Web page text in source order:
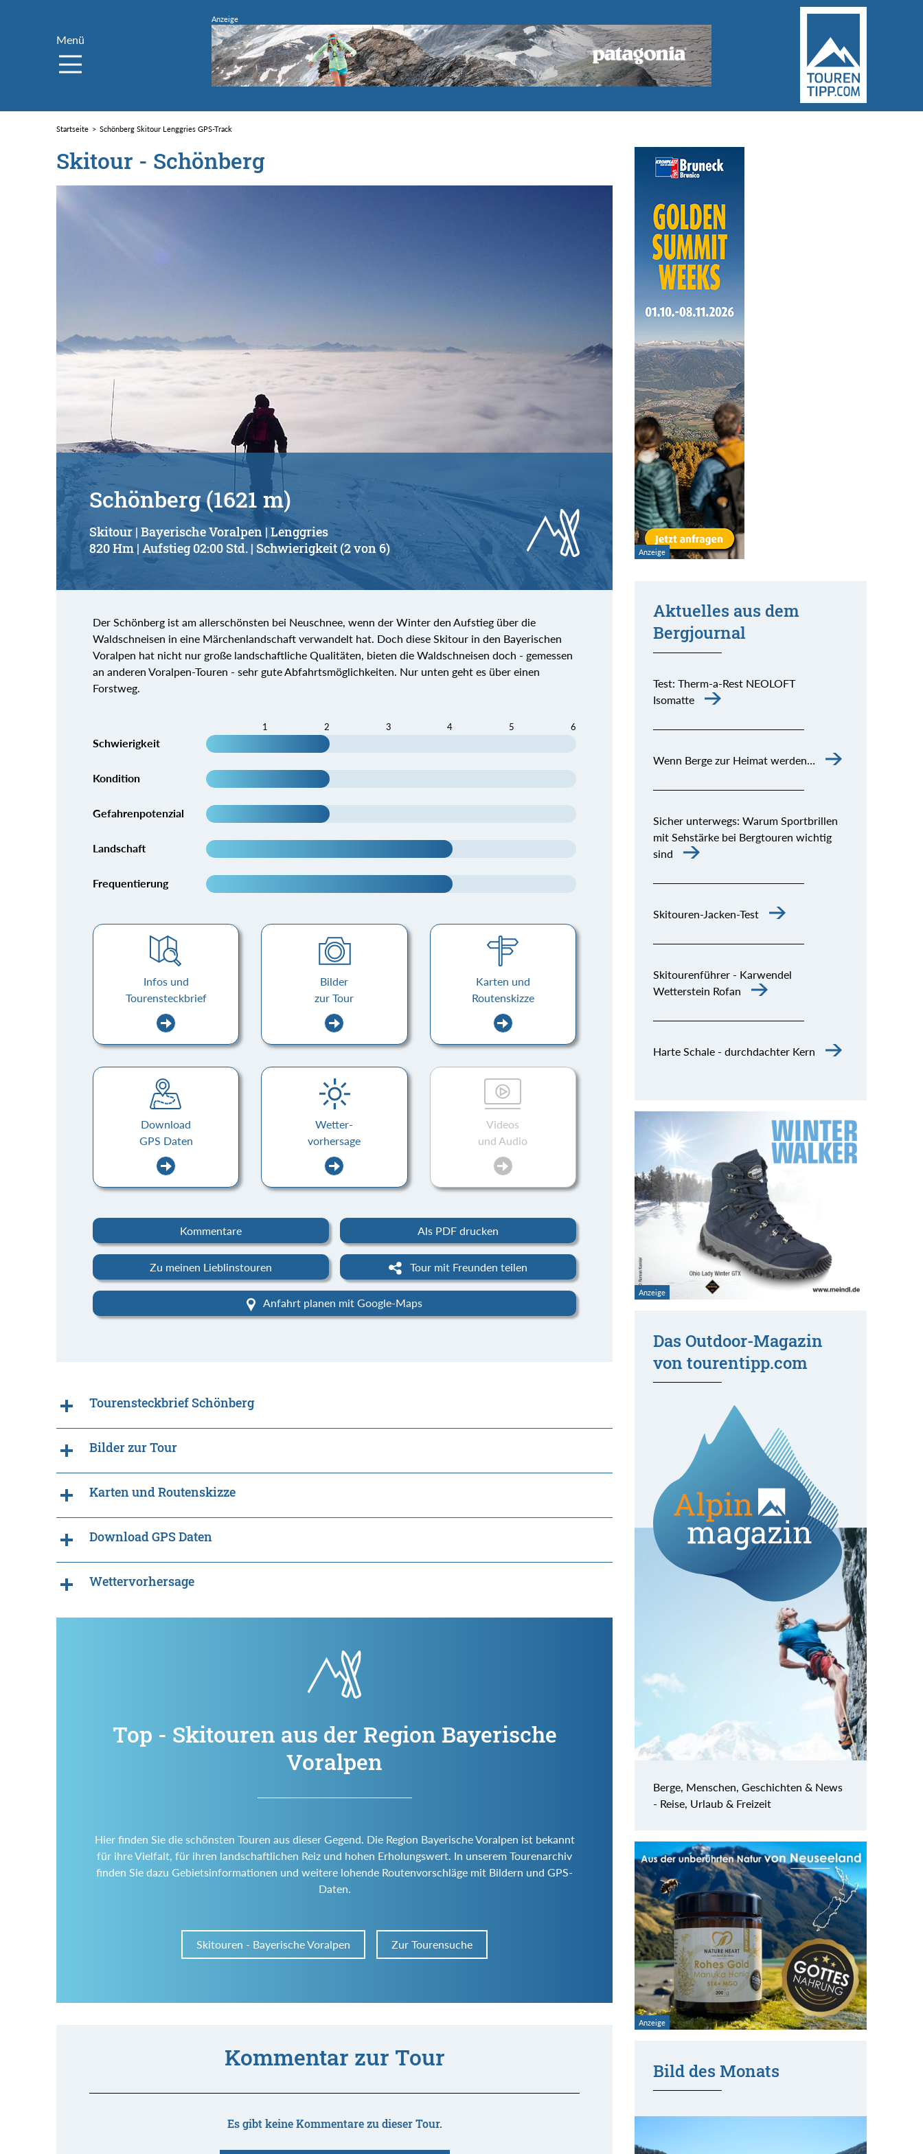
Menü
Startseite Schönberg Skitour Lenggries GPS-Track
Skitour - Schönberg
Schönberg (1621 m)
Skitour | Bayerische Voralpen | Lenggries
820 Hm | Aufstieg 02:00 Std. | Schwierigkeit (2 von 6)
Der Schönberg ist am allerschönsten bei Neuschnee, wenn der Winter den Aufstieg über die
Waldschneisen in eine Märchenlandschaft verwandelt hat. Doch diese Skitour in den Bayerischen
Voralpen hat nicht nur große landschaftliche Qualitäten, bieten die Waldschneisen doch - gemessen
an anderen Voralpen-Touren - sehr gute Abfahrtsmöglichkeiten. Nur unten geht es über einen
Forstweg.
1 2 3 4 5 6
Schwierigkeit
Kondition
Gefahrenpotenzial
Landschaft
Frequentierung
Infos und
Tourensteckbrief
Bilder
zur Tour
Karten und
Routenskizze
Download
GPS Daten
Wetter-
vorhersage
Videos
und Audio
Kommentare Als PDF drucken
Zu meinen Lieblinstouren Tour mit Freunden teilen
Anfahrt planen mit Google-Maps
Tourensteckbrief Schönberg
Bilder zur Tour
Karten und Routenskizze
Download GPS Daten
Wettervorhersage
Top - Skitouren aus der Region Bayerische
Voralpen
Hier finden Sie die schönsten Touren aus dieser Gegend. Die Region Bayerische Voralpen ist bekannt
für ihre Vielfalt, für ihren landschaftlichen Reiz und hohen Erholungswert. In unserem Tourenarchiv
finden Sie dazu Gebietsinformationen und weitere lohende Routenvorschläge mit Bildern und GPS-
Daten.
Skitouren - Bayerische Voralpen Zur Tourensuche
Kommentar zur Tour
Es gibt keine Kommentare zu dieser Tour.
Aktuelles aus dem
Bergjournal
Test: Therm-a-Rest NEOLOFT
Isomatte
Wenn Berge zur Heimat werden…
Sicher unterwegs: Warum Sportbrillen
mit Sehstärke bei Bergtouren wichtig
sind
Skitouren-Jacken-Test
Skitourenführer - Karwendel
Wetterstein Rofan
Harte Schale - durchdachter Kern
Das Outdoor-Magazin
von tourentipp.com
Berge, Menschen, Geschichten & News
- Reise, Urlaub & Freizeit
Bild des Monats